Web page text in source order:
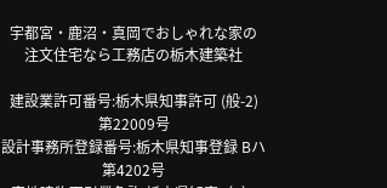
宇都宮・鹿沼・真岡でおしゃれな家の
注文住宅なら工務店の栃木建築社
建設業許可番号:栃木県知事許可 (般-2)
第22009号
設計事務所登録番号:栃木県知事登録 Bハ
第4202号